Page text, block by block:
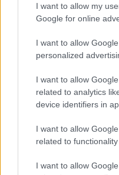
I want to allow my
Google for online
I want to allow
personalized
I want to allow
related to analytics
device identifiers in
I want to allow
related to
I want to allow
Megismertem és
Nem szeretne lemaradni
legfrissebb információkkal és
postaládájába érkezik!
A SZOL24
A Tisza Párt Dr. Baka